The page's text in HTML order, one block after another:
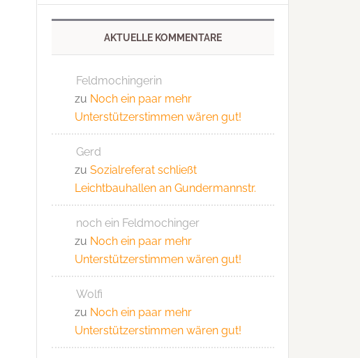
AKTUELLE KOMMENTARE
Feldmochingerin
zu Noch ein paar mehr
Unterstützerstimmen wären gut!
Gerd
zu Sozialreferat schließt
Leichtbauhallen an Gundermannstr.
noch ein Feldmochinger
zu Noch ein paar mehr
Unterstützerstimmen wären gut!
Wolfi
zu Noch ein paar mehr
Unterstützerstimmen wären gut!